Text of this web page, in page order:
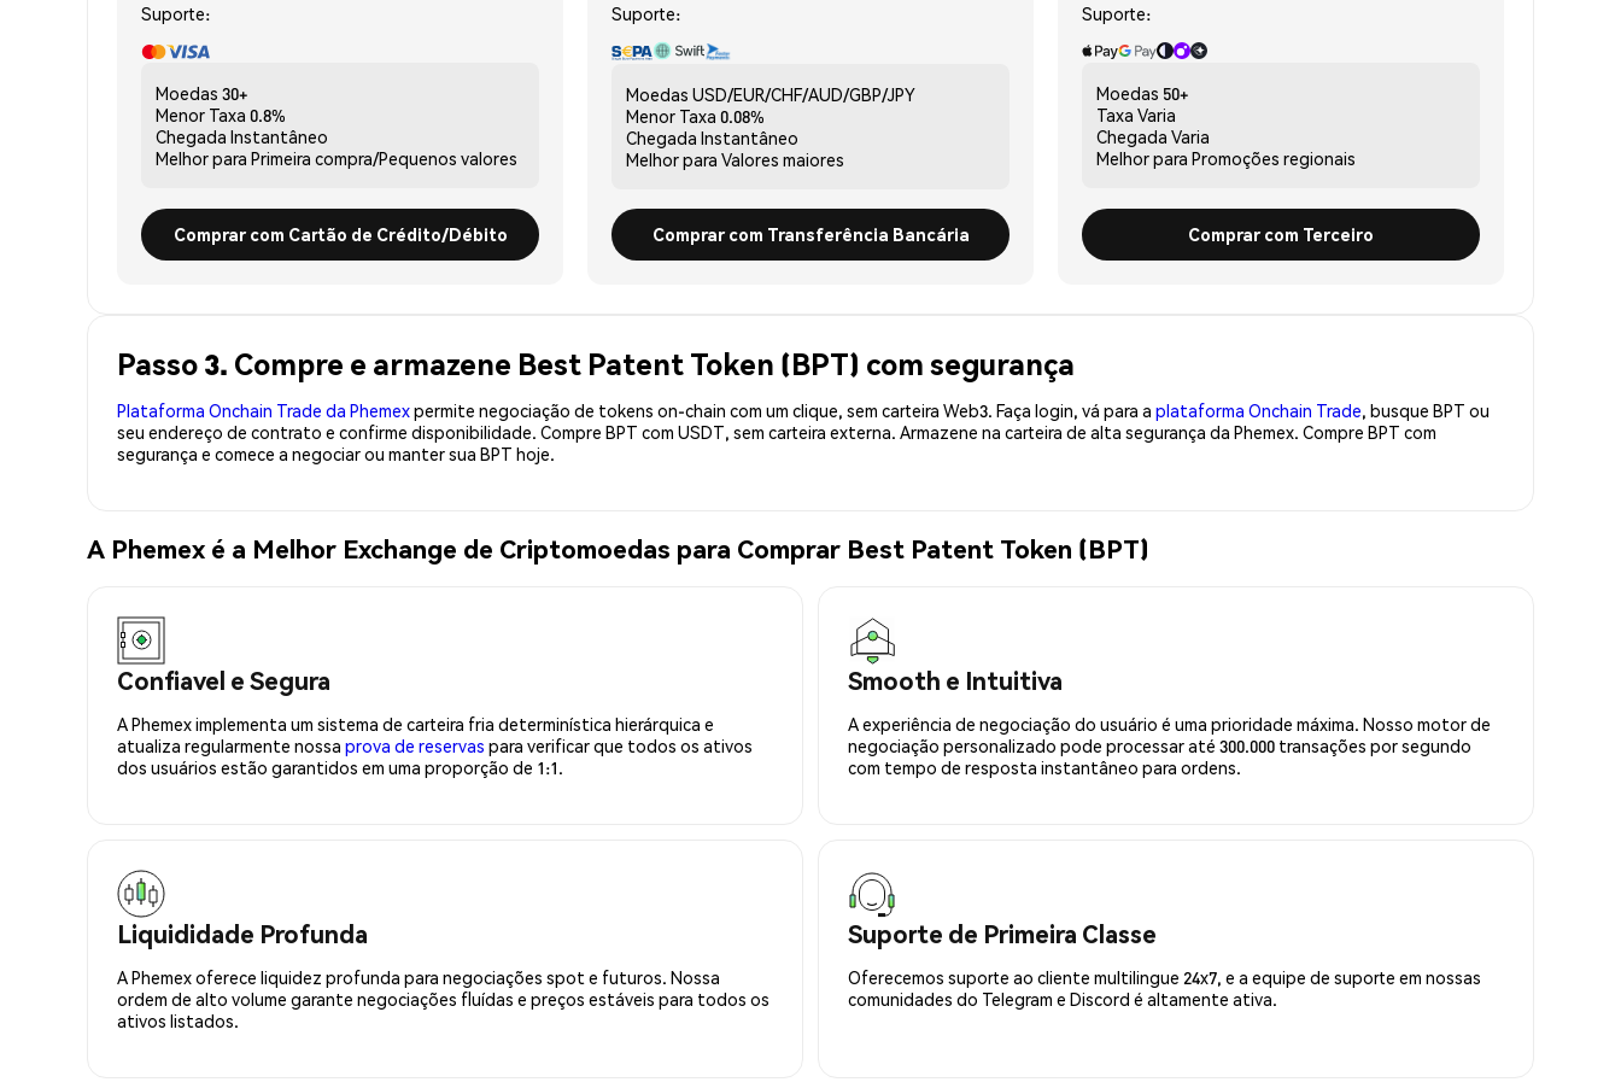
Suporte:
Moedas 30+
Menor Taxa 0.8%
Chegada Instantâneo
Melhor para Primeira compra/Pequenos valores
Comprar com Cartão de Crédito/Débito
Suporte:
Moedas USD/EUR/CHF/AUD/GBP/JPY
Menor Taxa 0.08%
Chegada Instantâneo
Melhor para Valores maiores
Comprar com Transferência Bancária
Suporte:
Moedas 50+
Taxa Varia
Chegada Varia
Melhor para Promoções regionais
Comprar com Terceiro
Passo 3. Compre e armazene Best Patent Token (BPT) com segurança
Plataforma Onchain Trade da Phemexpermite negociação de tokens on-chain com um clique, sem carteira Web3. Faça login, vá para a plataforma Onchain Trade, busque BPT ou
seu endereço de contrato e confirme disponibilidade. Compre BPT com USDT, sem carteira externa. Armazene na carteira de alta segurança da Phemex. Compre BPT com
segurança e comece a negociar ou manter sua BPT hoje.
A Phemex é a Melhor Exchange de Criptomoedas para Comprar Best Patent Token (BPT)
Confiavel e Segura
A Phemex implementa um sistema de carteira fria determinística hierárquica e
atualiza regularmente nossa prova de reservas para verificar que todos os ativos
dos usuários estão garantidos em uma proporção de 1:1.
Smooth e Intuitiva
A experiência de negociação do usuário é uma prioridade máxima. Nosso motor de
negociação personalizado pode processar até 300.000 transações por segundo
com tempo de resposta instantâneo para ordens.
Liquididade Profunda
A Phemex oferece liquidez profunda para negociações spot e futuros. Nossa
ordem de alto volume garante negociações fluídas e preços estáveis para todos os
ativos listados.
Suporte de Primeira Classe
Oferecemos suporte ao cliente multilingue 24x7, e a equipe de suporte em nossas
comunidades do Telegram e Discord é altamente ativa.